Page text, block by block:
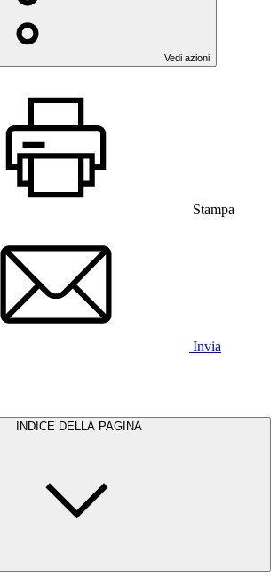
Vedi azioni
Stampa
Invia
INDICE DELLA PAGINA